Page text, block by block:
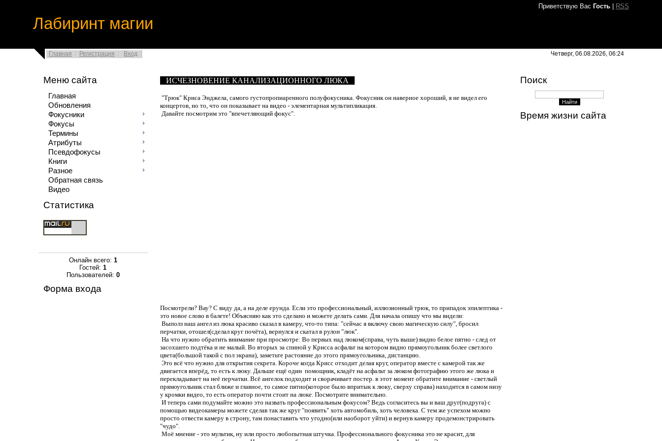
Приветствую Вас Гость| RSS
Лабиринт магии
Главная Регистрация Вход Четверг, 06.08.2026, 06:24
Меню сайта
Главная
Обновления
Фокусники
Фокусы
Термины
Атрибуты
Псевдофокусы
Книги
Разное
Обратная связь
Видео
Статистика
Онлайн всего: 1
Гостей: 1
Пользователей: 0
Форма входа
ИСЧЕЗНОВЕНИЕ КАНАЛИЗАЦИОННОГО ЛЮКА
"Трюк" Криса Энджела, самого густопропиаренного полуфокусника. Фокусник он наверное хороший, я не видел его
концертов, но то, что он показывает на видео - элементарная мультипликация.
Давайте посмотрим это "впечетляющий фокус".
Посмотрели? Вау? С виду да, а на деле ерунда. Если это профессиональный, иллюзионный трюк, то припадок эпилептика -
это новое слово в балете! Объясняю как это сделано и можете делать сами. Для начала опишу что мы видели:
Выполз наш ангел из люка красиво сказал в камеру, что-то типа: "сейчас я включу свою магическую силу", бросил
перчатки, отошел(сделал круг почёта), вернулся и скатал в рулон "люк".
На что нужно обратить внимание при просмотре: Во первых над люком(справа, чуть выше) видно белое пятно - след от
засохшего подтёка и не малый. Во вторых за спиной у Крисса асфальт на котором видно прямоугольник более светлого
цвета(большой такой с пол экрана), заметьте растояние до этого прямоугольника, дистанцию.
Это всё что нужно для открытия секрета. Короче когда Крисс отходит делая круг, оператор вместе с камерой так же
двигается вперёд, то есть к люку. Дальше ещё один помощник, кладёт на асфальт за люком фотографию этого же люка и
перекладывает на неё перчатки. Всё ангелок подходит и сворачивает постер. в этот момент обратите внимание - светлый
прямоугольник стал ближе и главное, то самое пятно(которое было впритык к люку, сверху справа) находится в самом низу
у кромки видео, то есть оператор почти стоит на люке. Посмотрите внимательно.
И теперь сами подумайте можно это назвать профессиональным фокусом? Ведь согласитесь вы и ваш друг(подруга) с
помощью видеокамеры можете сделав так же круг "появить" хоть автомобиль, хоть человека. С тем же успехом можно
просто отвести камеру в строну, там понаставить что угодно(или наоборот уйти) и вернув камеру продемонстрировать
"чудо".
Моё мнение - это мультик, ну или просто любопытная штучка. Профессионального фокусника это не красит, для
Поиск
Время жизни сайта